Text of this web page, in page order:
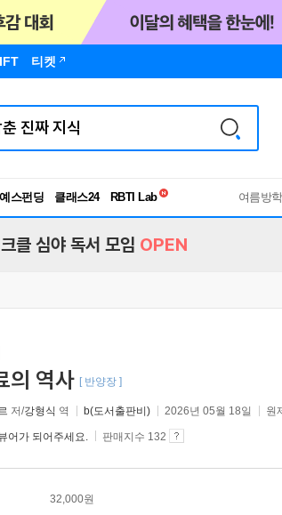
티켓
예스펀딩 클래스24
독서유형검사
여름방
크클 심야 독서 모임 OPEN
의 역사 [ 반양장 ]
저/강형식 역 b(도서출판비) 2026년 05월 18일 원
어가 되어주세요. 판매지수 132
32,000원